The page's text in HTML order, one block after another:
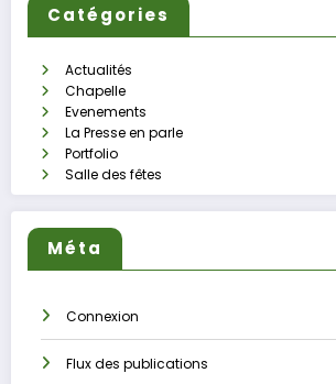
Catégories
Actualités
Chapelle
Evenements
La Presse en parle
Portfolio
Salle des fêtes
Méta
Connexion
Flux des publications